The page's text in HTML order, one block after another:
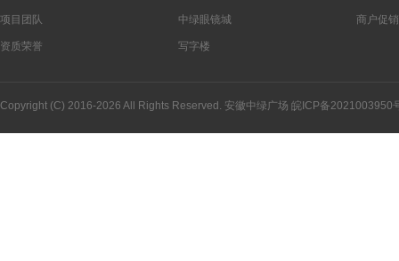
项目团队
资质荣誉
中绿眼镜城
写字楼
商户促销
Copyright (C) 2016-2026 All Rights Reserved. 安徽中绿广场 皖ICP备2021003950